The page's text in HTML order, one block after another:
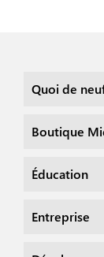
Quoi de
Boutique
Éducation
Entreprise